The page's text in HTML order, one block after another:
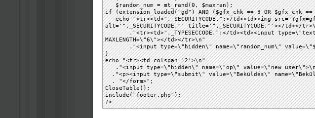
$random_num = mt_rand(0, $maxran);
if (extension_loaded("gd") AND ($gfx_chk == 3 OR $gfx_chk
echo "<tr><td>"._SECURITYCODE.":</td><td><img
alt='"._SECURITYCODE."' title='"._SECURITYCODE."'></td></
."<tr><td>"._TYPESECCODE.":</td><td><input
MAXLENGTH=\"6\"></td></tr>\n"
."<input type=\"hidden\" name=\"random_num\"
}
echo "<tr><td colspan='2'>\n"
."<input type=\"hidden\" name=\"op\" value=\"new
."<p><input type=\"submit\" value=\"Beküldés\"
. "</form>";
CloseTable();
include("footer.php");
?>